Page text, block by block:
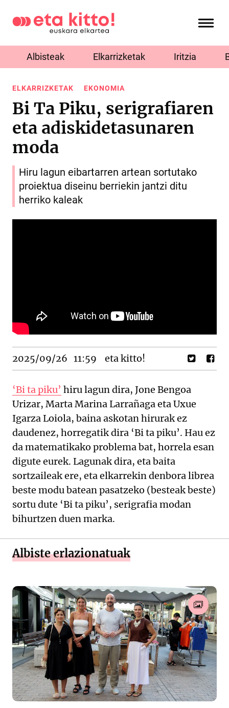
Albisteak Elkarrizketak Iritzia
ELKARRIZKETAK EKONOMIA
Bi Ta Piku, serigrafiaren
eta adiskidetasunaren
moda
Hiru lagun eibartarren artean sortutako
proiektua diseinu berriekin jantzi ditu
herriko kaleak
2025/09/26 11:59 eta kitto!
‘Bi ta piku’ hiru lagun dira, Jone Bengoa
Urizar, Marta Marina Larrañaga eta Uxue
Igarza Loiola, baina askotan hirurak ez
daudenez, horregatik dira ‘Bi ta piku’. Hau ez
da matematikako problema bat, horrela esan
digute eurek. Lagunak dira, eta baita
sortzaileak ere, eta elkarrekin denbora librea
beste modu batean pasatzeko (besteak beste)
sortu dute ‘Bi ta piku’, serigrafia modan
bihurtzen duen marka.
Albiste erlazionatuak